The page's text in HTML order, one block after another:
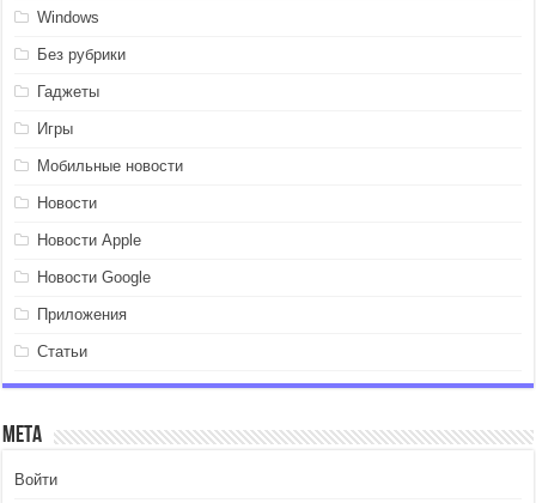
Windows
Без рубрики
Гаджеты
Игры
Мобильные новости
Новости
Новости Apple
Новости Google
Приложения
Статьи
Мета
Войти